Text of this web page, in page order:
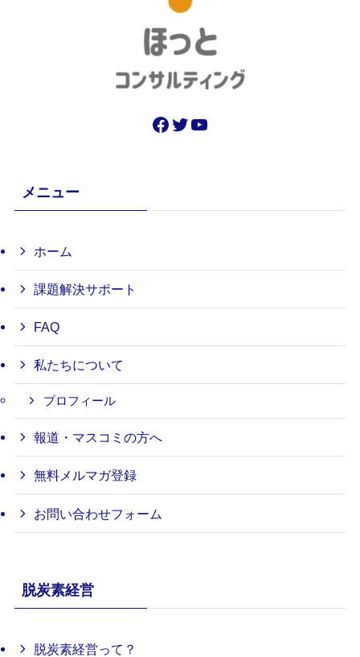
Facebook
Twitter
YouTube
メニュー
ホーム
課題解決サポート
FAQ
私たちについて
プロフィール
報道・マスコミの方へ
無料メルマガ登録
お問い合わせフォーム
脱炭素経営
脱炭素経営って？